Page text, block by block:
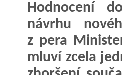
Hodnocení
návrhu
z pera
mluví zcela